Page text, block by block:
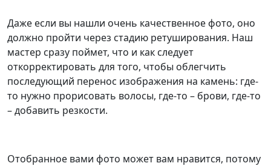
Даже если вы нашли очень качественное фото, оно
должно пройти через стадию ретуширования. Наш
мастер сразу поймет, что и как следует
откорректировать для того, чтобы облегчить
последующий перенос изображения на камень: где-
то нужно прорисовать волосы, где-то – брови, где-то
– добавить резкости.
Отобранное вами фото может вам нравится, потому